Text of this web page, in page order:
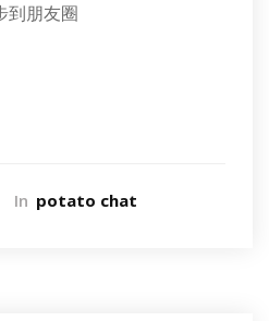
到朋友圈
In potato chat